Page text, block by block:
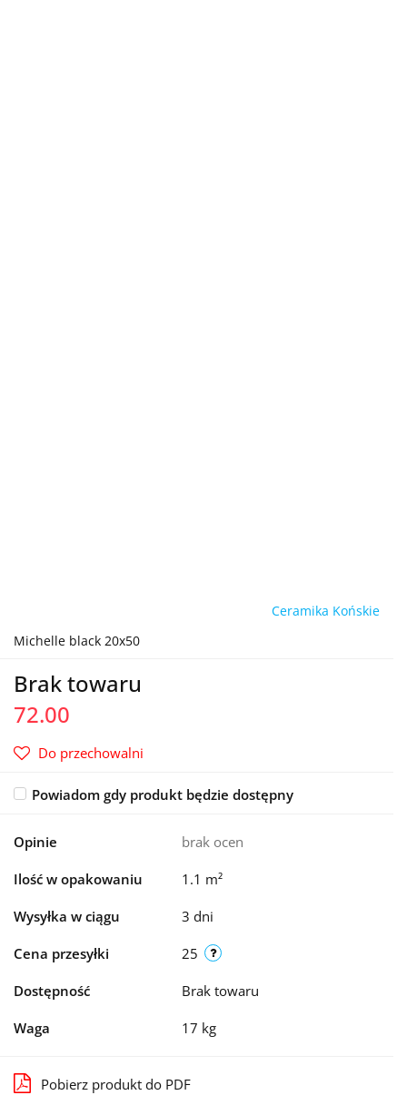
Ceramika Końskie
Michelle black 20x50
Brak towaru
72.00
Do przechowalni
Powiadom gdy produkt będzie dostępny
Opinie brak ocen
Ilość w opakowaniu 1.1 m²
Wysyłka w ciągu 3 dni
Cena przesyłki 25
Dostępność Brak towaru
Waga 17 kg
Pobierz produkt do PDF